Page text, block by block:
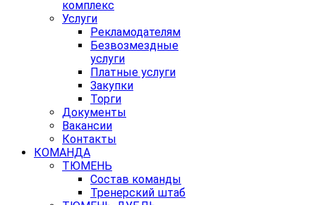
комплекс
Услуги
Рекламодателям
Безвозмездные
услуги
Платные услуги
Закупки
Торги
Документы
Вакансии
Контакты
КОМАНДА
ТЮМЕНЬ
Состав команды
Тренерский штаб